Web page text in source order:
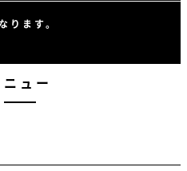
ります。
ニュー